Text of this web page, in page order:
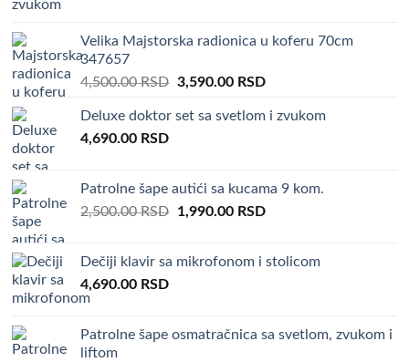
Velika Majstorska radionica u koferu 70cm
347657
4,500.00RSD Original
was:
3,590.00 RSDCurrent
is:
Deluxe doktor set sa svetlom i zvukom
4,690.00 RSD
Patrolne šape autići sa kucama 9 kom.
2,500.00RSD Original
2,500.00 RSD.
1,990.00 RSDCurrent
1,990.00 RSD.
Dečiji klavir sa mikrofonom i stolicom
4,690.00 RSD
Patrolne šape osmatračnica sa svetlom, zvukom i
liftom